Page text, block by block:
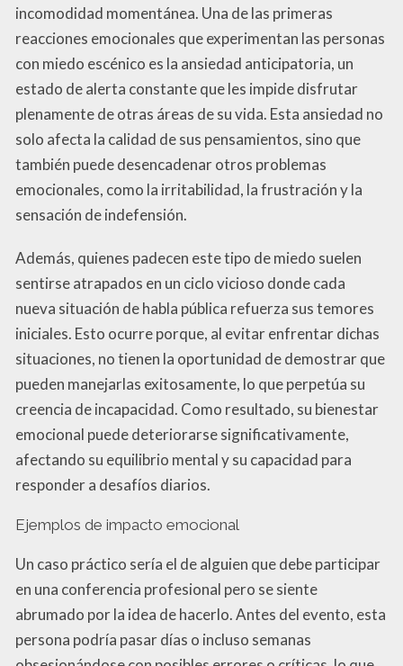
incomodidad momentánea. Una de las primeras
reacciones emocionales que experimentan las personas
con miedo escénico es la ansiedad anticipatoria, un
estado de alerta constante que les impide disfrutar
plenamente de otras áreas de su vida. Esta ansiedad no
solo afecta la calidad de sus pensamientos, sino que
también puede desencadenar otros problemas
emocionales, como la irritabilidad, la frustración y la
sensación de indefensión.
Además, quienes padecen este tipo de miedo suelen
sentirse atrapados en un ciclo vicioso donde cada
nueva situación de habla pública refuerza sus temores
iniciales. Esto ocurre porque, al evitar enfrentar dichas
situaciones, no tienen la oportunidad de demostrar que
pueden manejarlas exitosamente, lo que perpetúa su
creencia de incapacidad. Como resultado, su bienestar
emocional puede deteriorarse significativamente,
afectando su equilibrio mental y su capacidad para
responder a desafíos diarios.
Ejemplos de impacto emocional
Un caso práctico sería el de alguien que debe participar
en una conferencia profesional pero se siente
abrumado por la idea de hacerlo. Antes del evento, esta
persona podría pasar días o incluso semanas